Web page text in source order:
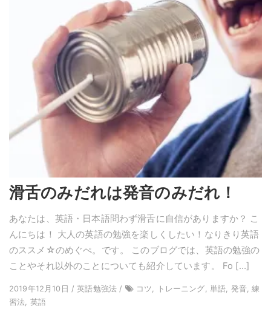
滑舌のみだれは発音のみだれ！
あなたは、英語・日本語問わず滑舌に自信がありますか？ こ
んにちは！ 大人の英語の勉強を楽しくしたい！なりきり英語
のススメ☆のめぐぺ。です。 このブログでは、英語の勉強の
ことやそれ以外のことについても紹介しています。 Fo […]
2019年12月10日 / 英語勉強法 /
コツ, トレーニング, 単語, 発音, 練
習法, 英語